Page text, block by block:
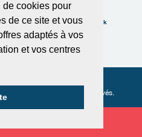
de cookies pour
de ce site et vous
adaptés à vos
et vos centres
Suivez-nous sur Facebook
- Tous droits réservés.